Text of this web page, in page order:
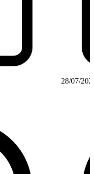
28/07/